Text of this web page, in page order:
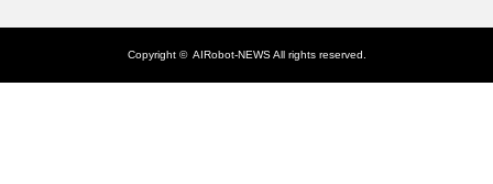
Copyright © AIRobot-NEWSAll rights reserved.